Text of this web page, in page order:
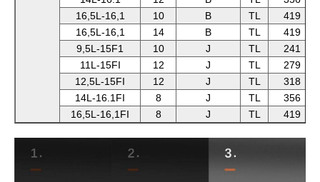
16,5L-16,1
10 B TL
419
16,5L-16,1
14 B TL
419
9,5L-15F1
10 J TL
241
11L-15FI
12 J TL
279
12,5L-15FI
12 J TL
318
14L-16.1FI
8 J TL
356
16,5L-16,1FI
8 J TL 419